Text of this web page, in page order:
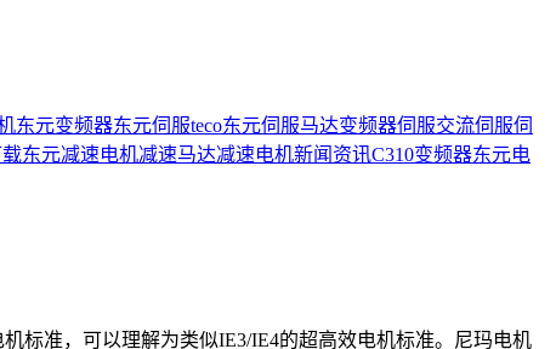
东元变频器东元伺服teco东元伺服马达变频器伺服交流伺服伺
东元减速电机减速马达减速电机新闻资讯C310变频器东元电
标准，可以理解为类似IE3/IE4的超高效电机标准。尼玛电机